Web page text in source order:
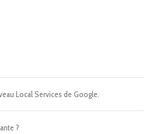
Local Services de Google.
?